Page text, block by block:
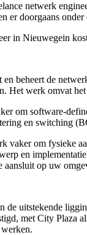
netwerk
er doorgaans
in Nieuwegein
beheert de
Het werk omvat
om software-
en switching
vaker om fysieke
en
op uw
de uitstekende
met City Plaza